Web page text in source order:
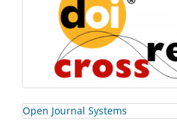
Open Journal Systems